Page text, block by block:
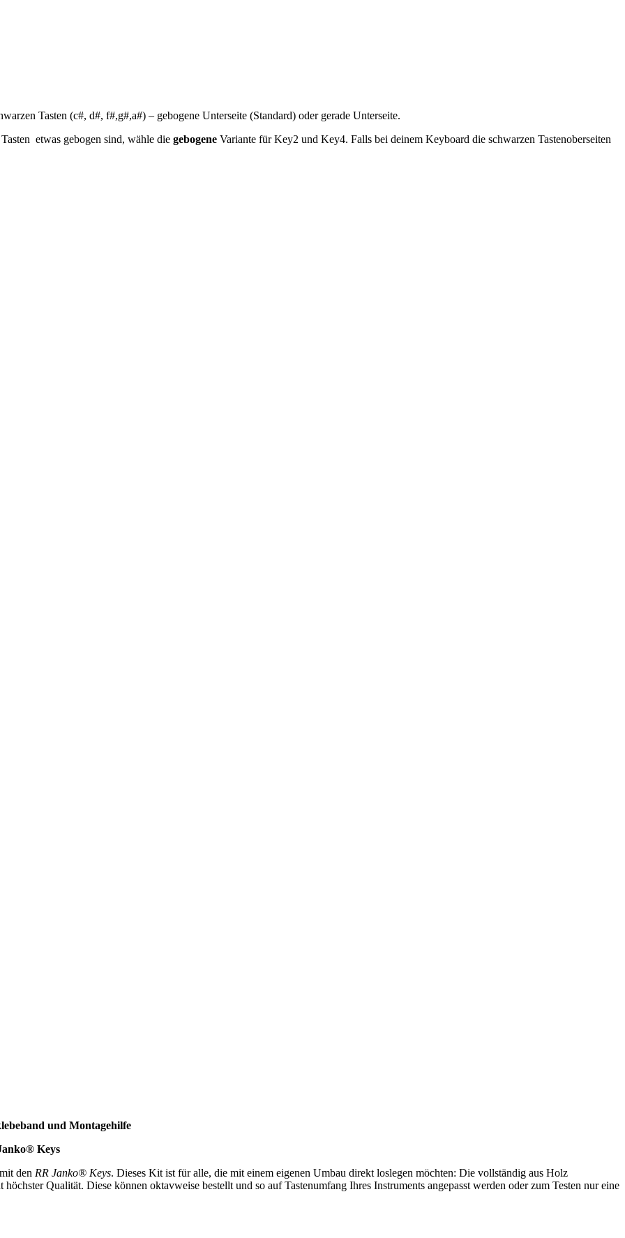
Tasten (c#, d#, f#,g#,a#) – gebogene Unterseite (Standard) oder gerade Unterseite.
etwas gebogen sind, wähle die gebogene Variante für Key2 und Key4. Falls bei deinem Keyboard die schwarzen Tastenoberseiten
und Montagehilfe
Keys
den RR Janko® Keys. Dieses Kit ist für alle, die mit einem eigenen Umbau direkt loslegen möchten: Die vollständig aus Holz
Qualität. Diese können oktavweise bestellt und so auf Tastenumfang Ihres Instruments angepasst werden oder zum Testen nur eine